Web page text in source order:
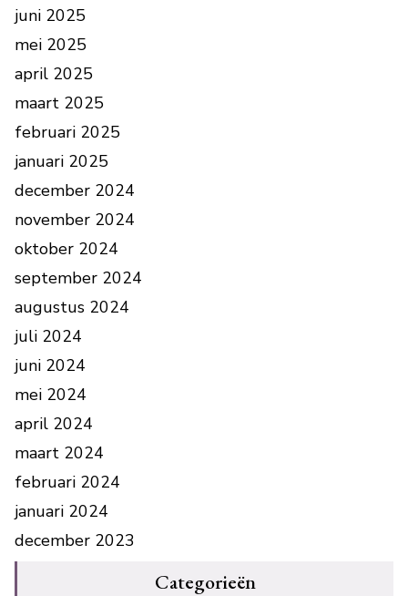
juni 2025
mei 2025
april 2025
maart 2025
februari 2025
januari 2025
december 2024
november 2024
oktober 2024
september 2024
augustus 2024
juli 2024
juni 2024
mei 2024
april 2024
maart 2024
februari 2024
januari 2024
december 2023
Categorieën